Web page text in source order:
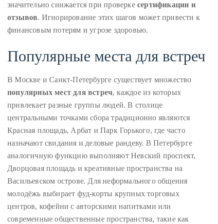
значительно снижается при проверке сертификации и
отзывов. Игнорирование этих шагов может привести к
финансовым потерям и угрозе здоровью.
Популярные места для встреч
В Москве и Санкт-Петербурге существует множество
популярных мест для встреч, каждое из которых
привлекает разные группы людей. В столице
центральными точками сбора традиционно являются
Красная площадь, Арбат и Парк Горького, где часто
назначают свидания и деловые рандеву. В Петербурге
аналогичную функцию выполняют Невский проспект,
Дворцовая площадь и креативные пространства на
Васильевском острове. Для неформального общения
молодёжь выбирает фуд-корты крупных торговых
центров, кофейни с авторскими напитками или
современные общественные пространства, такие как